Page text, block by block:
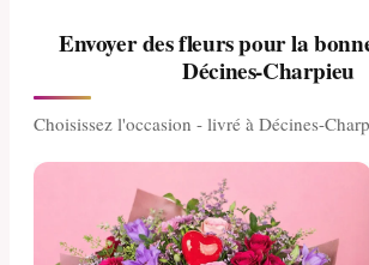
Envoyer des fleurs pour la
Décines-Charpieu
Choisissez l'occasion - livré à Décines-